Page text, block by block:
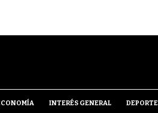
INTERÉS GENERAL